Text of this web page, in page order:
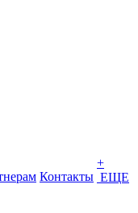
Контакты
+
ЕЩЕ